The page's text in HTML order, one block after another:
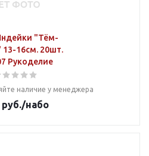
"Тём-
13-16см. 20шт.
Рукоделие
наличие у менеджера
/набо